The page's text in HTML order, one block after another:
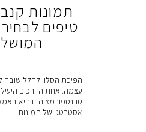
תמונות
טיפים
הפיכת הסלון לחלל שובה
עצמה. אחת הדרכים
טרנספורמציה זו היא
אסטרטגי של תמונות